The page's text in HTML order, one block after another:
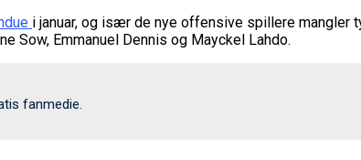
i januar, og især de nye offensive spillere mangler
Sow, Emmanuel Dennis og Mayckel Lahdo.
fanmedie.